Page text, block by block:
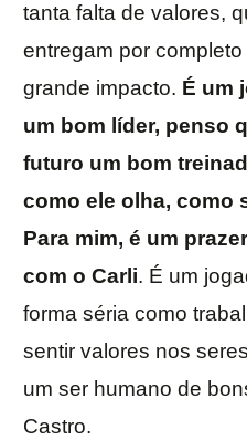
tanta falta de valores,
entregam por
grande impacto. É um
um bom líder, penso
futuro um bom
como ele olha, como
Para mim, é um
com o Carli. É um
forma séria como
sentir valores nos
um ser humano de
Castro.